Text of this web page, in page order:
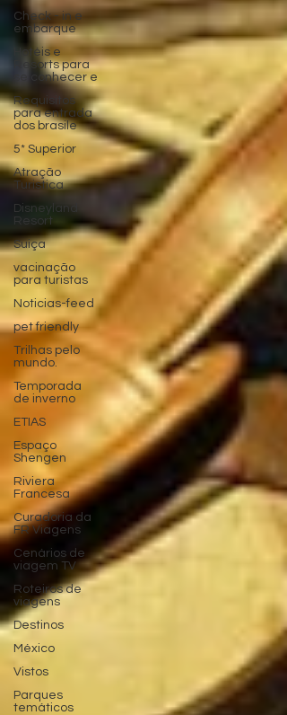
Check - in e
embarque
Hotéis e
Resorts para
se conhecer e
Requisitos
para entrada
dos brasile
5* Superior
Atração
Turistica
Disneyland
Resort
Suiça
vacinação
para turistas
Noticias-feed
pet friendly
Trilhas pelo
mundo.
Temporada
de inverno
ETIAS
Espaço
Shengen
Riviera
Francesa
Curadoria da
FR Viagens
Cenários de
viagem TV
Roteiros de
viagens
Destinos
México
Vistos
Parques
temáticos